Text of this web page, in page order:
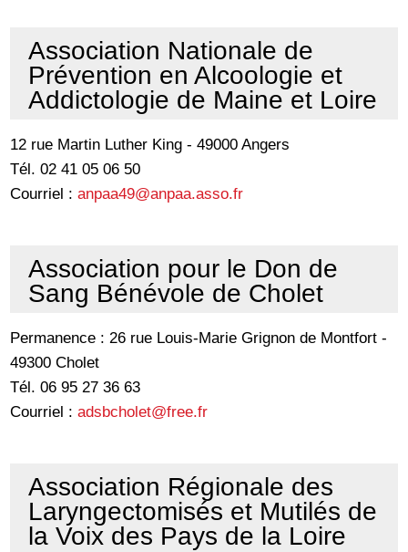
Association Nationale de
Prévention en Alcoologie et
Addictologie de Maine et Loire
12 rue Martin Luther King - 49000 Angers
Tél. 02 41 05 06 50
Courriel :anpaa49@anpaa.asso.fr
Association pour le Don de
Sang Bénévole de Cholet
Permanence : 26 rue Louis-Marie Grignon de Montfort -
49300 Cholet
Tél. 06 95 27 36 63
Courriel :adsbcholet@free.fr
Association Régionale des
Laryngectomisés et Mutilés de
la Voix des Pays de la Loire